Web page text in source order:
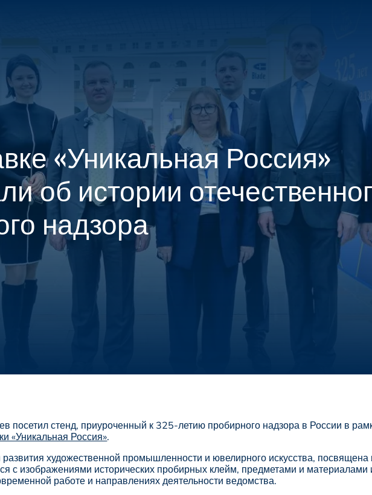
«Уникальная Россия»
об истории
надзора
посетил стенд, приуроченный к 325-летию пробирного надзора в России в
«Уникальная Россия».
художественной промышленности и ювелирного искусства, посвящена
с изображениями исторических пробирных клейм, предметами и материалами
работе и направлениях деятельности ведомства.